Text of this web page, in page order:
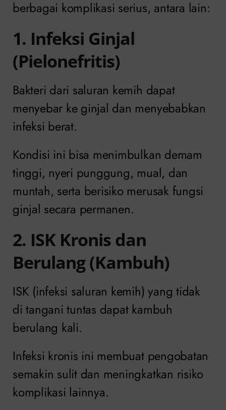
berbagai komplikasi serius, antara lain:
1. Infeksi Ginjal
(Pielonefritis)
Bakteri dari saluran kemih dapat
menyebar ke ginjal dan menyebabkan
infeksi berat.
Kondisi ini bisa menimbulkan demam
tinggi, nyeri punggung, mual, dan
muntah, serta berisiko merusak fungsi
ginjal secara permanen.
2. ISK Kronis dan
Berulang (Kambuh)
ISK (infeksi saluran kemih) yang tidak
di tangani tuntas dapat kambuh
berulang kali.
Infeksi kronis ini membuat pengobatan
semakin sulit dan meningkatkan risiko
komplikasi lainnya.